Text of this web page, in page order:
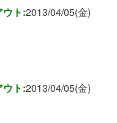
ウト:2013/04/05(金)
ウト:2013/04/05(金)